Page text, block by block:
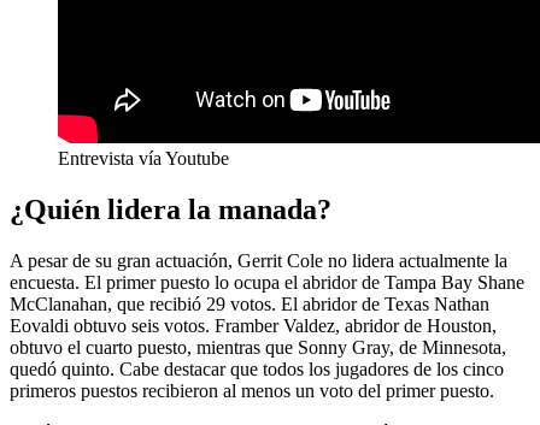
Entrevista vía Youtube
¿Quién lidera la manada?
A pesar de su gran actuación, Gerrit Cole no lidera actualmente la
encuesta. El primer puesto lo ocupa el abridor de Tampa Bay Shane
McClanahan, que recibió 29 votos. El abridor de Texas Nathan
Eovaldi obtuvo seis votos. Framber Valdez, abridor de Houston,
obtuvo el cuarto puesto, mientras que Sonny Gray, de Minnesota,
quedó quinto. Cabe destacar que todos los jugadores de los cinco
primeros puestos recibieron al menos un voto del primer puesto.